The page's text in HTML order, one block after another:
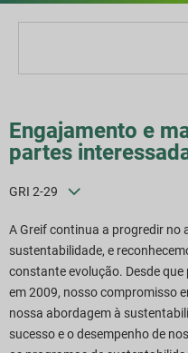
o nosso relatório
de Sustentabilidade
e Desempenho
de relatórios ESG
de downloads
Engajamento e
partes
GRI 2-29
A Greif continua a progredir no
sustentabilidade, e
constante evolução. Desde
em 2009, nosso compromisso
nossa abordagem à
sucesso e o desempenho de